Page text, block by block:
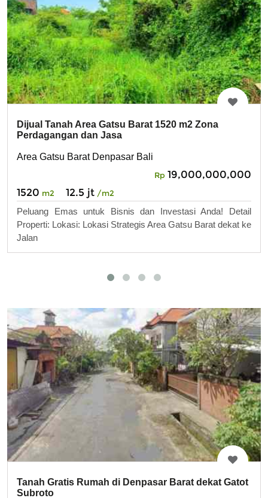
Dijual Tanah Area Gatsu Barat 1520 m2 Zona
Perdagangan dan Jasa
Area Gatsu Barat Denpasar Bali
Rp 19,000,000,000
1520 m2 12.5 jt /m2
Peluang Emas untuk Bisnis dan Investasi Anda! Detail
Properti: Lokasi: Lokasi Strategis Area Gatsu Barat dekat ke
Jalan
Tanah Gratis Rumah di Denpasar Barat dekat Gatot
Subroto